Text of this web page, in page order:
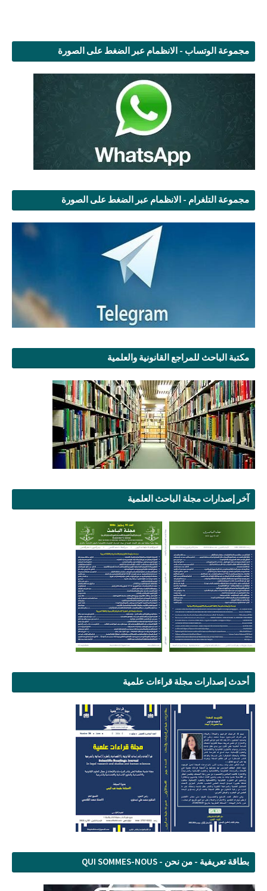
مجموعة الوتساب - الانظمام عبر الضغط على الصورة
مجموعة التلغرام - الانظمام عبر الضغط على الصورة
مكتبة الباحث للمراجع القانونية والعلمية
آخر إصدارات مجلة الباحث العلمية
أحدث إصدارات مجلة قراءات علمية
بطاقة تعريفية - من نحن - QUI SOMMES-NOUS